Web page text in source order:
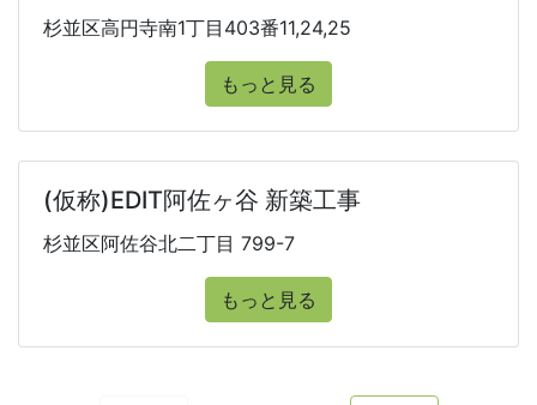
杉並区高円寺南1丁目403番11,24,25
もっと見る
(仮称)EDIT阿佐ヶ谷 新築工事
杉並区阿佐谷北二丁目 799-7
もっと見る